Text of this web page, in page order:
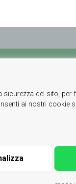
Cookie Policy
del sito, per
ai nostri cookie